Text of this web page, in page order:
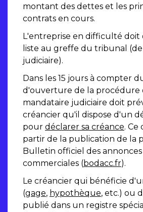
montant des dettes et les
contrats en cours.
L'entreprise en difficulté doit
liste au greffe du tribunal
judiciaire).
Dans les 15 jours à compter
d'ouverture de la procédure
mandataire judiciaire doit
créancier qu'il dispose d'un
pour déclarer sa créance. Ce
partir de la publication de la
Bulletin officiel des annonces
commerciales (bodacc.fr).
Le créancier qui bénéficie
(gage, hypothèque, etc.) ou
publié dans un registre